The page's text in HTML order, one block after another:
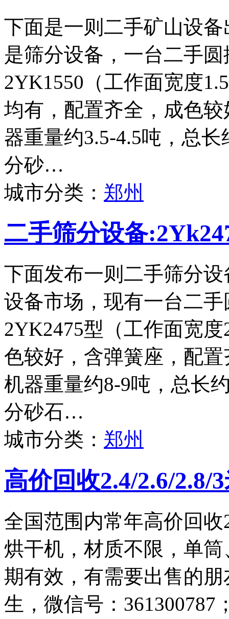
下面是一则二手矿山设
是筛分设备，一台二手
2YK1550（工作面宽度
均有，配置齐全，成色
器重量约3.5-4.5吨，总
分砂…
城市分类： 郑州
二手筛分设备
下面发布一则二手筛分
设备市场，现有一台二
2YK2475型（工作面宽
色较好，含弹簧座，配
机器重量约8-9吨，总长
分砂石…
城市分类： 郑州
高价回收2.4/2.6/2.8/
全国范围内常年高价回收
烘干机，材质不限，单
期有效，有需要出售的朋
生，微信号：361300787